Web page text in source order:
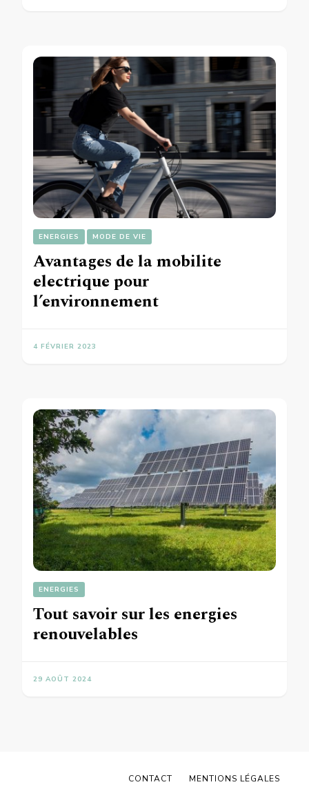
ENERGIES MODE DE VIE
Avantages de la mobilite
electrique pour
l’environnement
4 FÉVRIER 2023
ENERGIES
Tout savoir sur les energies
renouvelables
29 AOÛT 2024
CONTACT MENTIONS LÉGALES